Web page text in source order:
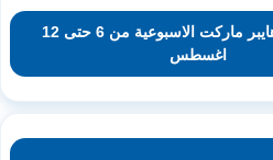
عروض لولو هايبر ماركت الاسبوعية من 6 حتى 12
اغسطس